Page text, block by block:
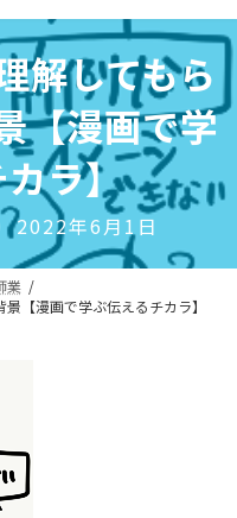
解してもら
【漫画で学
ラ】
最
終
更
新
2022年6月1日
業
【漫画で学ぶ伝えるチカラ】